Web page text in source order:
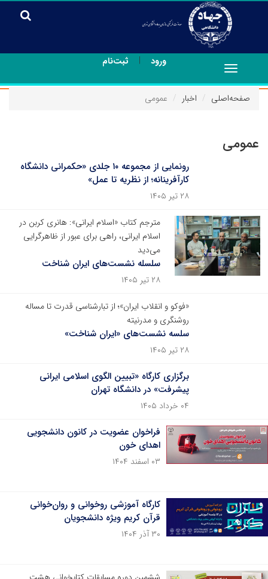
ورود | ثبت‌نام
Toggle
navigation
صفحه‌اصلی
اخبار عمومی
عمومی
رونمایی از مجموعه ۱۰ جلدی «حکمرانی دانشگاه
کارآفرینانه؛ از نظریه تا عمل»
۲۸ تیر ۱۴۰۵
مترجم کتاب «اسلام ایرانی»: هانری کربن در
اسلام ایرانی، راهی برای عبور از ظاهرگرایی
می‌دید
سلسله نشست‌های ایران شناخت
۲۸ تیر ۱۴۰۵
«فوکو و انقلاب ایران»؛ از تبارشناسی قدرت تا مساله
روشنگری و مدرنیته
سلسه نشست‌های «ایران شناخت»
۲۸ تیر ۱۴۰۵
برگزاری کارگاه «تبیین الگوی اسلامی ایرانی
پیشرفت» در دانشگاه تهران
۰۴ خرداد ۱۴۰۵
فراخوان عضویت در کانون دانشجویی
اهدای خون
۰۳ اسفند ۱۴۰۴
کارگاه آموزشی روخوانی و روان‌خوانی
قرآن کریم ویژه دانشجویان
۳۰ آذر ۱۴۰۴